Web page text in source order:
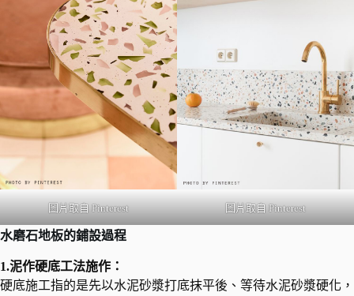
圖片取自 Pinterest 圖片取自 Pinterest
水磨石地板的鋪設過程
1.泥作硬底工法施作：
硬底施工指的是先以水泥砂漿打底抹平後、等待水泥砂漿硬化，